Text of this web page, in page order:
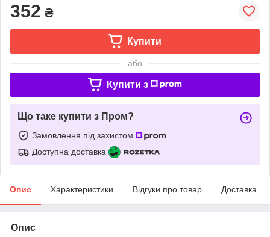
352 ₴
Купити
або
Купити з
Що таке купити з Пром?
Замовлення під захистом
Доступна доставка
Опис Характеристики Відгуки про товар Доставка
Опис